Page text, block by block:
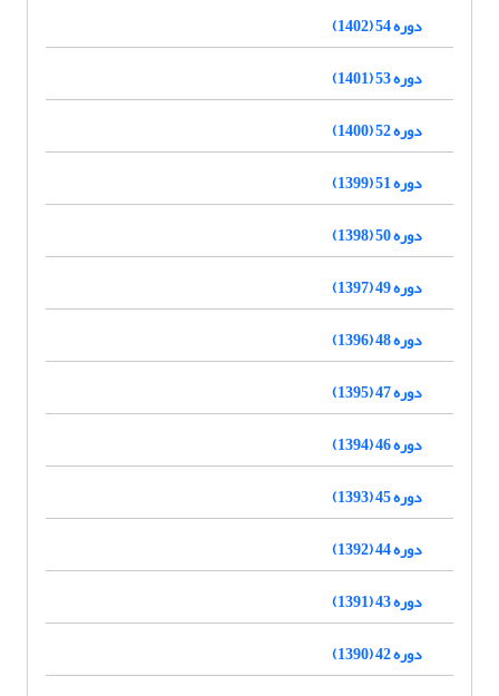
دوره 54 (1402)
دوره 53 (1401)
دوره 52 (1400)
دوره 51 (1399)
دوره 50 (1398)
دوره 49 (1397)
دوره 48 (1396)
دوره 47 (1395)
دوره 46 (1394)
دوره 45 (1393)
دوره 44 (1392)
دوره 43 (1391)
دوره 42 (1390)